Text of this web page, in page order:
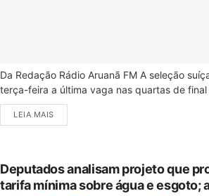
Da Redação Rádio Aruanã FM A seleção
terça-feira a última vaga nas quartas de final
LEIA MAIS
Deputados analisam projeto que
tarifa mínima sobre água e esgoto;